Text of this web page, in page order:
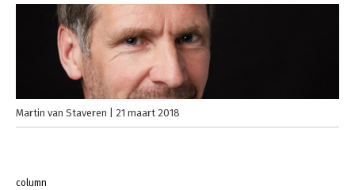
Martin van Staveren 21 maart 2018
column